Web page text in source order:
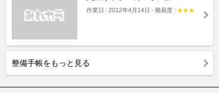
作業日 : 2012年4月14日 - 難易度 : ★★★
整備手帳をもっと見る